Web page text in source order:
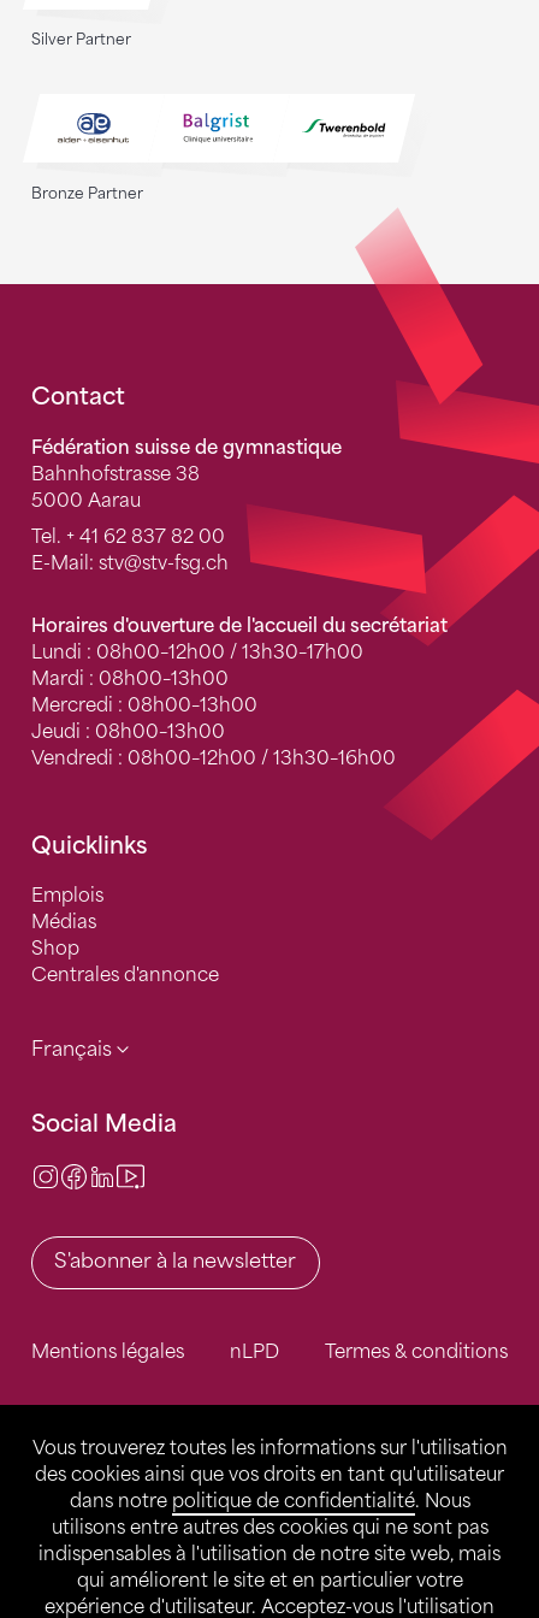
Vous trouverez toutes les informations sur l'utilisation
des cookies ainsi que vos droits en tant qu'utilisateur
dans notre politique de confidentialité. Nous
utilisons entre autres des cookies qui ne sont pas
indispensables à l'utilisation de notre site web, mais
qui améliorent le site et en particulier votre
expérience d'utilisateur. Acceptez-vous l'utilisation
Silver Partner
Bronze Partner
Fusszeile
Contact
Fédération suisse de gymnastique
Bahnhofstrasse 38
5000 Aarau
Tel. + 41 62 837 82 00
E-Mail: stv@stv-fsg.ch
Horaires d'ouverture de l'accueil du secrétariat
Lundi : 08h00–12h00 / 13h30–17h00
Mardi : 08h00–13h00
Mercredi : 08h00–13h00
Jeudi : 08h00–13h00
Vendredi : 08h00–12h00 / 13h30–16h00
Quicklinks
Emplois
Médias
Shop
Centrales d'annonce
Français
Social Media
Instagram
Facebook
LinkedIn
S'abonner à la newsletter
Mentions légales nLPD Termes & conditions